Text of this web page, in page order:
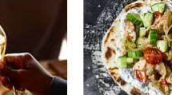
akkurat
nå
-